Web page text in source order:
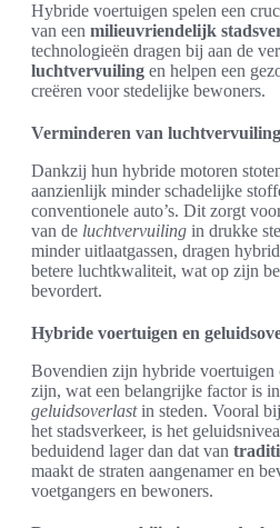
Hybride voertuigen spelen een
van een milieuvriendelijk
technologieën dragen bij aan de
luchtvervuiling en helpen een
creëren voor stedelijke bewoners.
Verminderen van luchtvervuiling
Dankzij hun hybride motoren
aanzienlijk minder schadelijke
conventionele auto’s. Dit zorgt
van de luchtvervuiling in drukke
minder uitlaatgassen, dragen
betere luchtkwaliteit, wat op zijn
bevordert.
Hybride voertuigen en
Bovendien zijn hybride
zijn, wat een belangrijke factor is
geluidsoverlastin steden. Vooral
het stadsverkeer, is het
beduidend lager dan dat van
maakt de straten aangenamer en
voetgangers en bewoners.